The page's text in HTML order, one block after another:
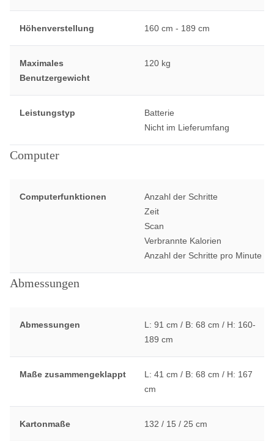
Höhenverstellung 160 cm - 189 cm
Maximales
Benutzergewicht
120 kg
Leistungstyp
Batterie
Nicht im Lieferumfang
Computer
Computerfunktionen
Anzahl der Schritte
Zeit
Scan
Verbrannte Kalorien
Anzahl der Schritte pro Minute
Abmessungen
Abmessungen
L: 91 cm / B: 68 cm / H: 160-
189 cm
Maße zusammengeklappt
L: 41 cm / B: 68 cm / H: 167
cm
Kartonmaße 132 / 15 / 25 cm